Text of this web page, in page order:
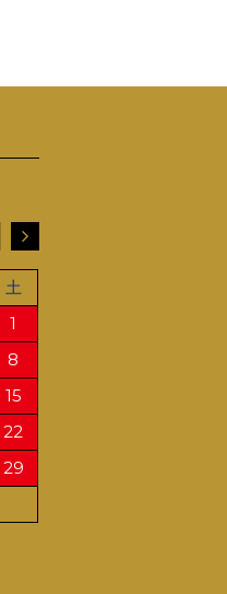
土
1
8
15
22
29